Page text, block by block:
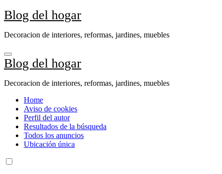
Ir
al
Blog del hogar
Decoracion de interiores, reformas, jardines, muebles
Blog del hogar
Decoracion de interiores, reformas, jardines, muebles
Home
Aviso de cookies
Perfil del autor
Resultados de la búsqueda
Todos los anuncios
Ubicación única